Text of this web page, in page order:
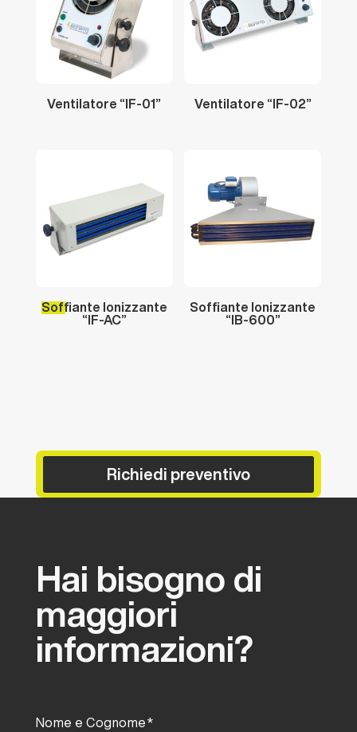
Ventilatore “IF-01” Ventilatore “IF-02”
Soffiante Ionizzante
“IF-AC”
Soffiante Ionizzante
“IB-600”
Richiedi preventivo
Hai bisogno di
maggiori
informazioni?
Nome e Cognome*